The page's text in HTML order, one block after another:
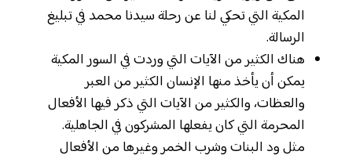
المكية التي تحكي لنا عن رحلة سيدنا محمد في تبليغ
الرسالة.
هناك الكثير من الآيات التي وردت في السور المكية
يمكن أن يأخذ منها الإنسان الكثير من العبر
والعظات، والكثير من الآيات التي ذكر فيها الأفعال
المحرمة التي كان يفعلها المشركون في الجاهلية.
مثل ود البنات وشرب الخمر وغيرها من الأفعال